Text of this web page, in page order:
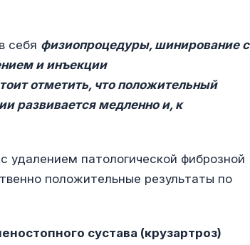
себя физиопроцедуры, шинирование с
и инъекции
отметить, что положительный
развивается медленно и, к
удалением патологической фиброзной
положительные результаты по
сустава (крузартроз)